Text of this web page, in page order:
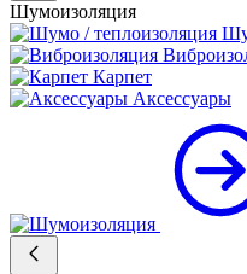
Шумоизоляция
Карпет
Аксессуары